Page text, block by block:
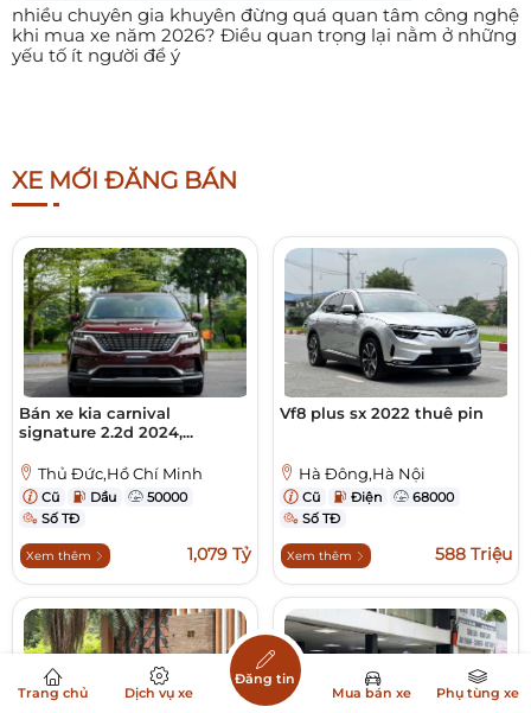
nhiều chuyên gia khuyên đừng quá quan tâm công nghệ
khi mua xe năm 2026? Điều quan trọng lại nằm ở những
yếu tố ít người để ý
XE MỚI ĐĂNG BÁN
Bán xe kia carnival
signature 2.2d 2024,...
Thủ Đức,Hồ Chí Minh
Cũ Dầu
50000
Số TĐ
Xem thêm 1,079 Tỷ
Vf8 plus sx 2022 thuê pin
Hà Đông,Hà Nội
Cũ Điện
68000
Số TĐ
Xem thêm 588 Triệu
Trang chủ Dịch vụ xe
Đăng tin
Mua bán xe
Phụ tùng xe